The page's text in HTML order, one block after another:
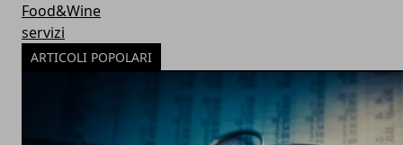
Food&Wine
servizi
ARTICOLI POPOLARI